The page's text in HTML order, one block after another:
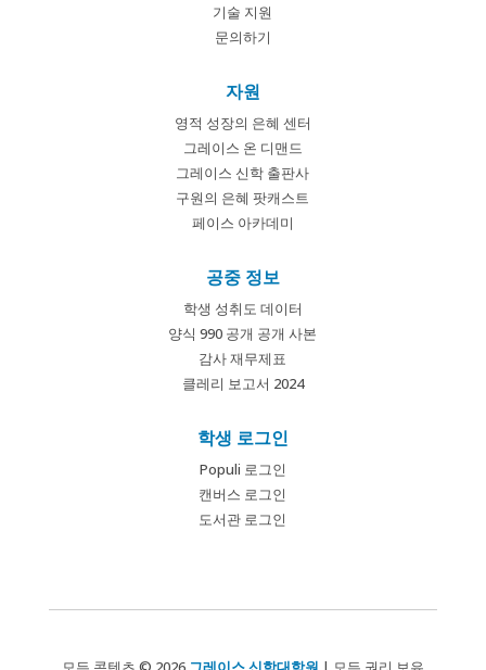
기술 지원
문의하기
자원
영적 성장의 은혜 센터
그레이스 온 디맨드
그레이스 신학 출판사
구원의 은혜 팟캐스트
페이스 아카데미
공중 정보
학생 성취도 데이터
양식 990 공개 공개 사본
감사 재무제표
클레리 보고서 2024
학생 로그인
Populi 로그인
캔버스 로그인
도서관 로그인